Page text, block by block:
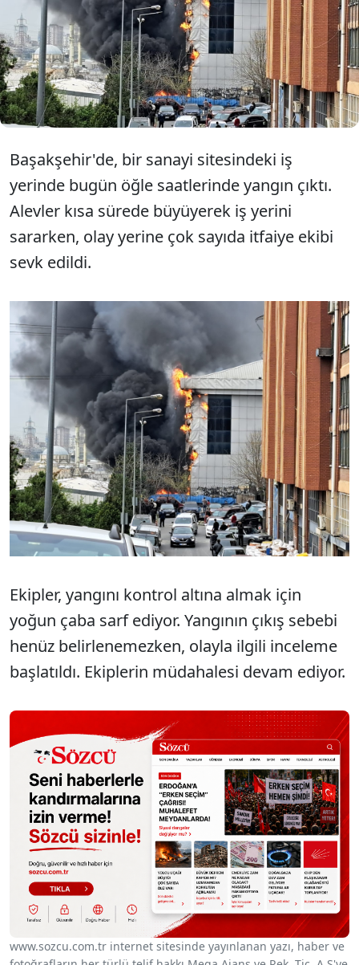
yerinde çıkan yangına itfaiye ekipleri
müdahale ediyor. Olay yerine çok sayıda
ekip sevk edildi.
Başakşehir'de, bir sanayi sitesindeki iş
yerinde bugün öğle saatlerinde yangın çıktı.
Alevler kısa sürede büyüyerek iş yerini
sararken, olay yerine çok sayıda itfaiye ekibi
sevk edildi.
Ekipler, yangını kontrol altına almak için
yoğun çaba sarf ediyor. Yangının çıkış sebebi
henüz belirlenemezken, olayla ilgili inceleme
başlatıldı. Ekiplerin müdahalesi devam ediyor.
www.sozcu.com.tr internet sitesinde yayınlanan yazı, haber ve